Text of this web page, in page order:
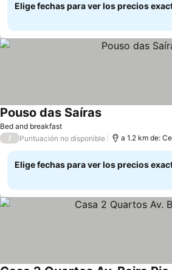
Elige fechas para ver los precios
Bed and breakfast
Pouso das Saíras
/ Puntuación no disponible a 1.2 km de:
Elige fechas para ver los precios